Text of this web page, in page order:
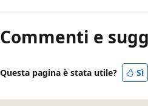
di
lettura
Commenti e
Questa pagina è stata utile? Sì